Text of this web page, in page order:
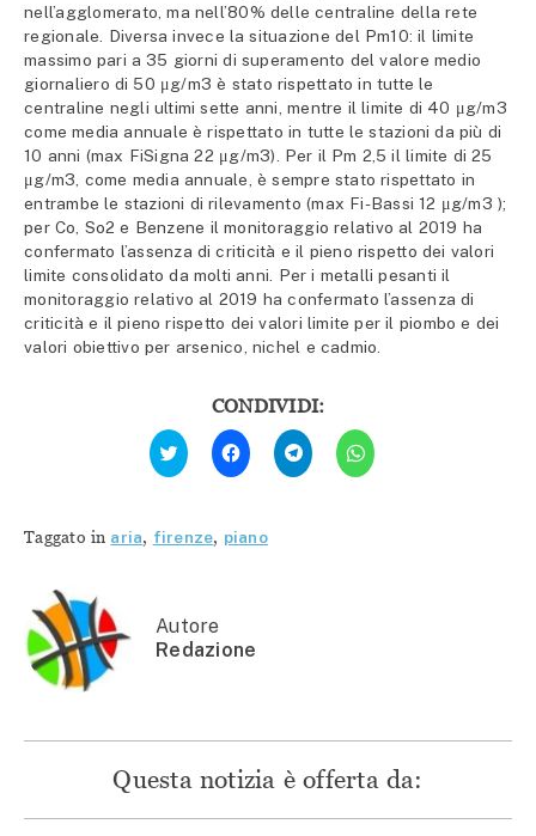
nell’agglomerato, ma nell’80% delle centraline della rete
regionale. Diversa invece la situazione del Pm10: il limite
massimo pari a 35 giorni di superamento del valore medio
giornaliero di 50 μg/m3 è stato rispettato in tutte le
centraline negli ultimi sette anni, mentre il limite di 40 μg/m3
come media annuale è rispettato in tutte le stazioni da più di
10 anni (max FiSigna 22 μg/m3). Per il Pm 2,5 il limite di 25
μg/m3, come media annuale, è sempre stato rispettato in
entrambe le stazioni di rilevamento (max Fi-Bassi 12 μg/m3 );
per Co, So2 e Benzene il monitoraggio relativo al 2019 ha
confermato l’assenza di criticità e il pieno rispetto dei valori
limite consolidato da molti anni. Per i metalli pesanti il
monitoraggio relativo al 2019 ha confermato l’assenza di
criticità e il pieno rispetto dei valori limite per il piombo e dei
valori obiettivo per arsenico, nichel e cadmio.
CONDIVIDI:
Fai
clic
qui
Twitter
(Si
finestra)
Fai
clic
per
condividere
(Si
apre
Fai
clic
per
condividere
Fai
clic
per
Taggato in aria, firenze, piano
Autore
Redazione
Questa notizia è offerta da: